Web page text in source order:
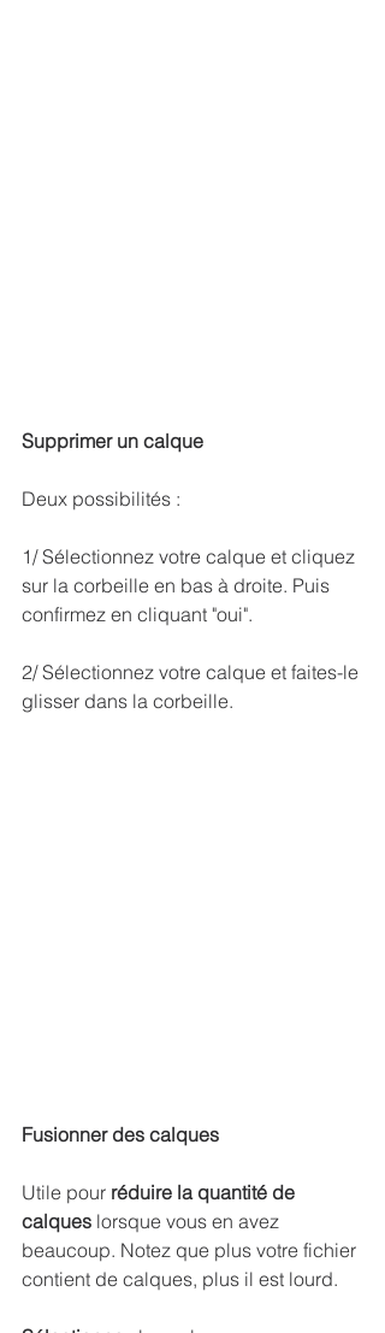
Supprimer un calque
Deux possibilités :
1/ Sélectionnez votre calque et cliquez
sur la corbeille en bas à droite. Puis
confirmez en cliquant "oui".
2/ Sélectionnez votre calque et faites-le
glisser dans la corbeille.
Fusionner des calques
Utile pour réduire la quantité de
calques lorsque vous en avez
beaucoup. Notez que plus votre fichier
contient de calques, plus il est lourd.